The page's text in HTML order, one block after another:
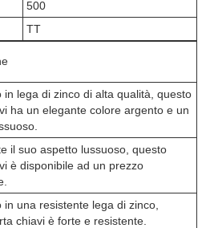
500
TT
in lega di zinco di alta qualità, questo
ha un elegante colore argento e un
il suo aspetto lussuoso, questo
è disponibile ad un prezzo
in una resistente lega di zinco,
chiavi è forte e resistente.